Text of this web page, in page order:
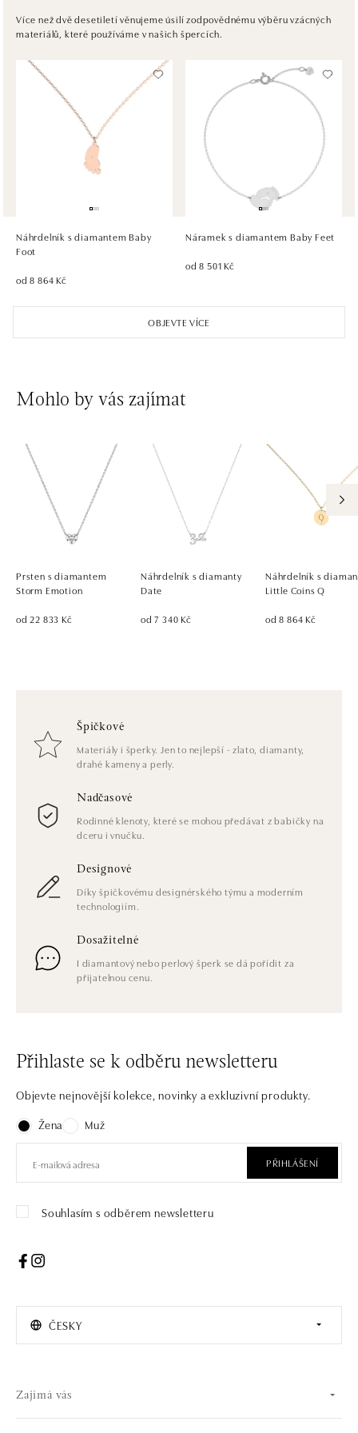
Pribinova 8, 811 09 Bratislava
tel.: +421917090467
HALADA OC Avion, Bratislava
Ivanská cesta 16, 821 04 Bratislava
tel.: +421 917 090 372
dnes otevřeno od 09:00
HALADA OC Eurovea, Bratislava
Pribinova 8, 811 09 Bratislava
dnes otevřeno od 10:00
Více než dvě desetiletí věnujeme úsilí zodpovědnému výběru vzácných
materiálů, které používáme v našich špercích.
OBJEVTE VÍCE
Náhrdelník s diamantem Baby
Foot
od 8 864 Kč
Náramek s diamantem Baby Feet
od 8 501 Kč
Mohlo by vás zajímat
Prsten s diamantem
Storm Emotion
od 22 833 Kč
Náhrdelník s diamanty
Date
od 7 340 Kč
Náhrdelník s
Little Coins Q
od 8 864 Kč
Špičkové
Materiály i šperky. Jen to nejlepší - zlato, diamanty,
drahé kameny a perly.
Nadčasové
Rodinné klenoty, které se mohou předávat z babičky na
dceru i vnučku.
Designové
Díky špičkovému designérského týmu a moderním
technologiím.
Dosažitelné
I diamantový nebo perlový šperk se dá pořídit za
přijatelnou cenu.
Přihlaste se k odběru newsletteru
Objevte nejnovější kolekce, novinky a exkluzivní produkty.
Žena
Muž
PŘIHLÁŠENÍ
Souhlasím s odběrem newsletteru
ČESKY
Zajímá vás